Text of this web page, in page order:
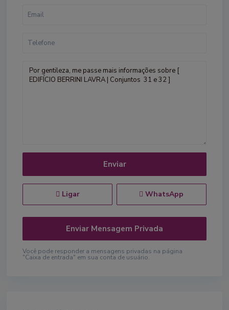
Ligar WhatsApp
Você pode responder a mensagens privadas na página
"Caixa de entrada" em sua conta de usuário.